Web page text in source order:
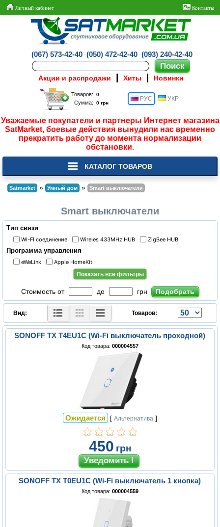
Личный кабинет Контакты
(067) 573-42-40 (050) 472-42-40 (093) 240-42-40
Акции и распродажи Хиты Новинки
Товаров:
Сумма:
РУС УКР
Уважаемые покупатели и партнеры Интернет магазина
SatMarket, боевые действия вынудили нас временно
прекратить работу до момента нормализации
обстановки.
КАТАЛОГ ТОВАРОВ
Satmarket » Умный дом » Smart выключатели
Smart выключатели
Тип связи
WI-FI соединение Wireles 433MHz HUB ZigBee HUB
Программа управления
eWeLink
Apple HomeKit
Показать все фильтры
Стоимость от до грн
Вид: Товаров:
SONOFF TX T4EU1C (Wi-Fi выключатель проходной)
Код товара: 000004557
Ожидается [ Альтернатива ]
450 грн
SONOFF TX T0EU1C (Wi-Fi выключатель 1 кнопка)
Код товара: 000004559